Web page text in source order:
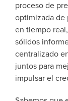
proceso de
optimizada de
en tiempo
sólidos
centralizado
juntos para
impulsar el